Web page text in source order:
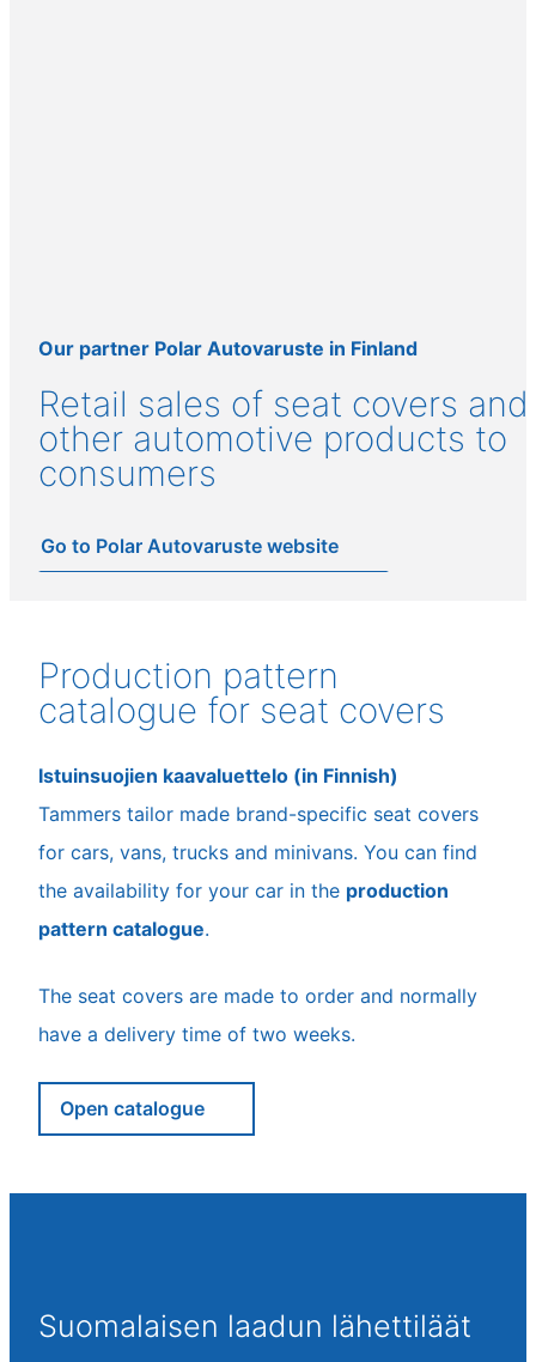
Our partner Polar Autovaruste in Finland
Retail sales of seat covers and
other automotive products to
consumers
Go to Polar Autovaruste website
Production pattern
catalogue for seat covers
Istuinsuojien kaavaluettelo (in Finnish)
Tammers tailor made brand-specific seat covers
for cars, vans, trucks and minivans. You can find
the availability for your car in the production
pattern catalogue.
The seat covers are made to order and normally
have a delivery time of two weeks.
Open catalogue
Suomalaisen laadun lähettiläät